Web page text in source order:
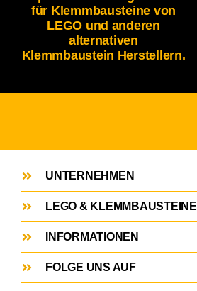
für Klemmbausteine von
LEGO und anderen
alternativen
Klemmbaustein Herstellern.
UNTERNEHMEN
LEGO & KLEMMBAUSTEINE
INFORMATIONEN
FOLGE UNS AUF